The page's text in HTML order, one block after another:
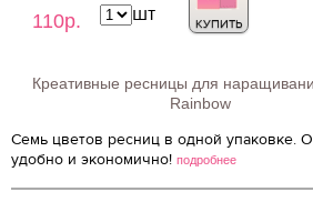
110р. КУПИТЬ
шт
Креативные ресницы для
Rainbow
Семь цветов ресниц в одной упаковке.
удобно и экономично! подробнее